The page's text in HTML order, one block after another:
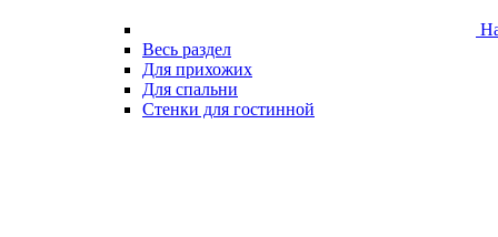
Весь раздел
Для прихожих
Для спальни
Стенки для гостинной